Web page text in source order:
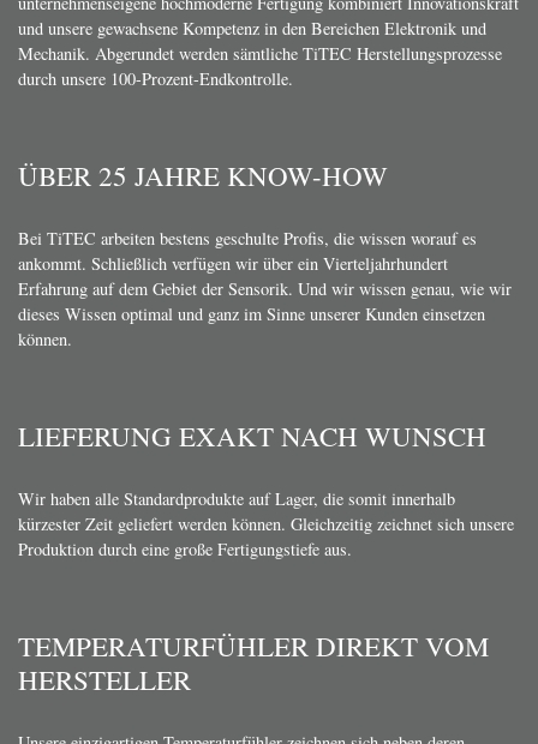
und unsere gewachsene Kompetenz in den Bereichen Elektronik und
Mechanik. Abgerundet werden sämtliche TiTEC Herstellungsprozesse
durch unsere 100-Prozent-Endkontrolle.
ÜBER 25 JAHRE KNOW-HOW
Bei TiTEC arbeiten bestens geschulte Profis, die wissen worauf es
ankommt. Schließlich verfügen wir über ein Vierteljahrhundert
Erfahrung auf dem Gebiet der Sensorik. Und wir wissen genau, wie wir
dieses Wissen optimal und ganz im Sinne unserer Kunden einsetzen
können.
LIEFERUNG EXAKT NACH WUNSCH
Wir haben alle Standardprodukte auf Lager, die somit innerhalb
kürzester Zeit geliefert werden können. Gleichzeitig zeichnet sich unsere
Produktion durch eine große Fertigungstiefe aus.
TEMPERATURFÜHLER DIREKT VOM
HERSTELLER